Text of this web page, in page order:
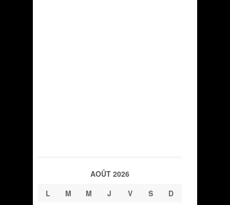
AOÛT 2026
L
M M J V S D